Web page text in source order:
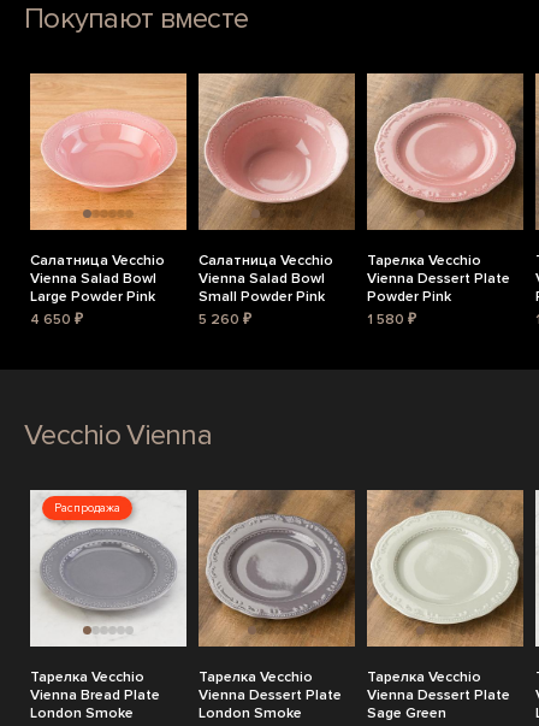
Покупают вместе
Салатница Vecchio
Vienna Salad Bowl
Large Powder Pink
4 650 ₽
Салатница Vecchio
Vienna Salad Bowl
Small Powder Pink
5 260 ₽
Тарелка Vecchio
Vienna Dessert Plate
Powder Pink
1 580 ₽
Vecchio Vienna
Распродажа
Тарелка Vecchio
Vienna Bread Plate
London Smoke
Тарелка Vecchio
Vienna Dessert Plate
London Smoke
Тарелка Vecchio
Vienna Dessert Plate
Sage Green